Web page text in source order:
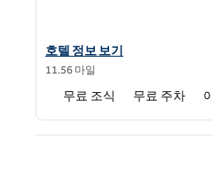
햄튼 인 배턴Rouge-I-10 & 칼
호텔 정보 보기
11.56 마일
무료 조식 무료 주차